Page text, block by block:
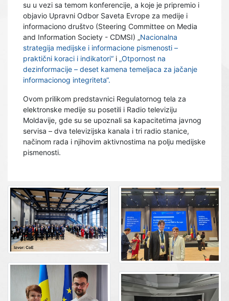
su u vezi sa temom konferencije, a koje je pripremio i
objavio Upravni Odbor Saveta Evrope za medije i
informaciono društvo (Steering Committee on Media
and Information Society - CDMSI) „Nacionalna
strategija medijske i informacione pismenosti –
praktični koraci i indikatori“ i „Otpornost na
dezinformacije – deset kamena temeljaca za jačanje
informacionog integriteta“.
Ovom prilikom predstavnici Regulatornog tela za
elektronske medije su posetili i Radio televiziju
Moldavije, gde su se upoznali sa kapacitetima javnog
servisa – dva televizijska kanala i tri radio stanice,
načinom rada i njihovim aktivnostima na polju medijske
pismenosti.